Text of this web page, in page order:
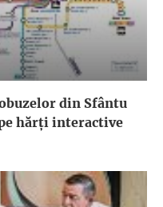
din Sfântu
hărți interactive